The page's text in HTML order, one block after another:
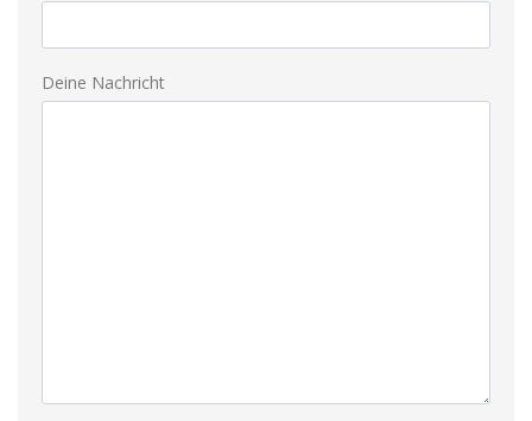
Deine Nachricht